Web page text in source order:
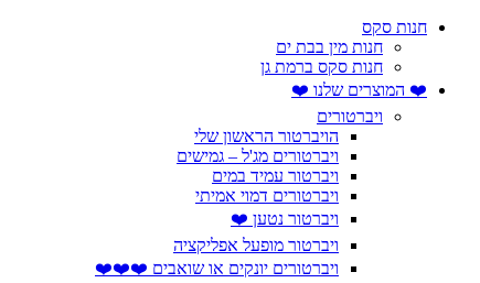
חנות סקס
חנות מין בבת ים
חנות סקס ברמת גן
❤️ המוצרים שלנו ❤️
ויברטורים
הויברטור הראשון שלי
ויברטורים מג'ל – גמישים
ויברטור עמיד במים
ויברטורים דמוי אמיתי
ויברטור נטען ❤️
ויברטור מופעל אפליקציה
ויברטורים יונקים או שואבים ❤️❤️❤️